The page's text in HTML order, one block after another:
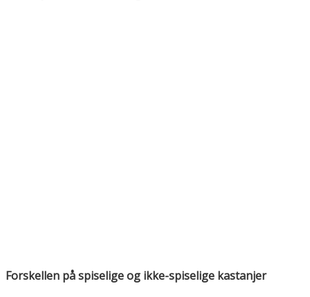
Forskellen på spiselige og ikke-spiselige kastanjer